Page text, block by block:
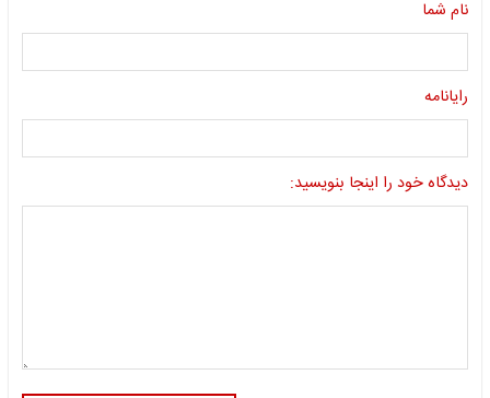
نام شما
رایانامه
دیدگاه خود را اینجا بنویسید: